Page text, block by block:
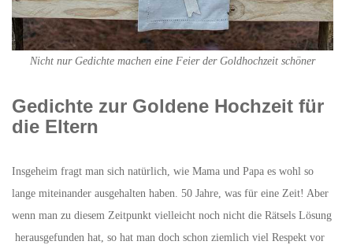
Nicht nur Gedichte machen eine Feier der Goldhochzeit schöner
Gedichte zur Goldene Hochzeit für
die Eltern
Insgeheim fragt man sich natürlich, wie Mama und Papa es wohl so
lange miteinander ausgehalten haben. 50 Jahre, was für eine Zeit! Aber
wenn man zu diesem Zeitpunkt vielleicht noch nicht die Rätsels Lösung
herausgefunden hat, so hat man doch schon ziemlich viel Respekt vor